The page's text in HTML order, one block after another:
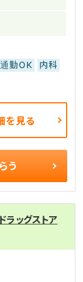
勤OK
内科
を見る
う
ラッグストア